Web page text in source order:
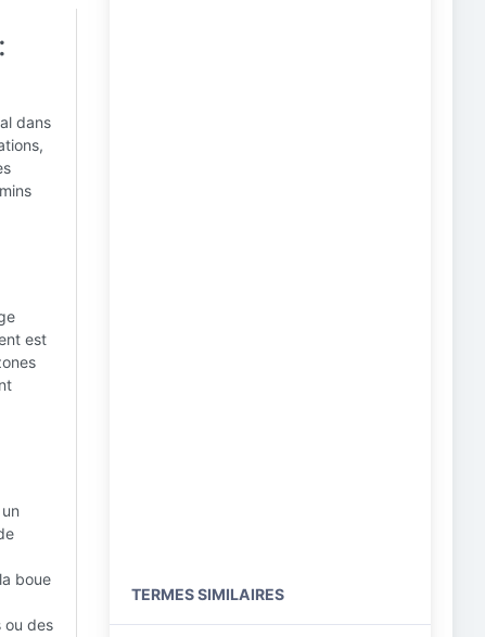
dans
est
boue
ou des
TERMES SIMILAIRES